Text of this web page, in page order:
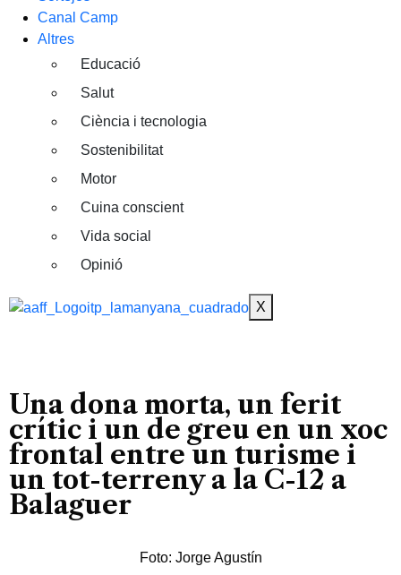
Canal Camp
Altres
Educació
Salut
Ciència i tecnologia
Sostenibilitat
Motor
Cuina conscient
Vida social
Opinió
X
Una dona morta, un ferit
crític i un de greu en un xoc
frontal entre un turisme i
un tot-terreny a la C-12 a
Balaguer
Foto: Jorge Agustín